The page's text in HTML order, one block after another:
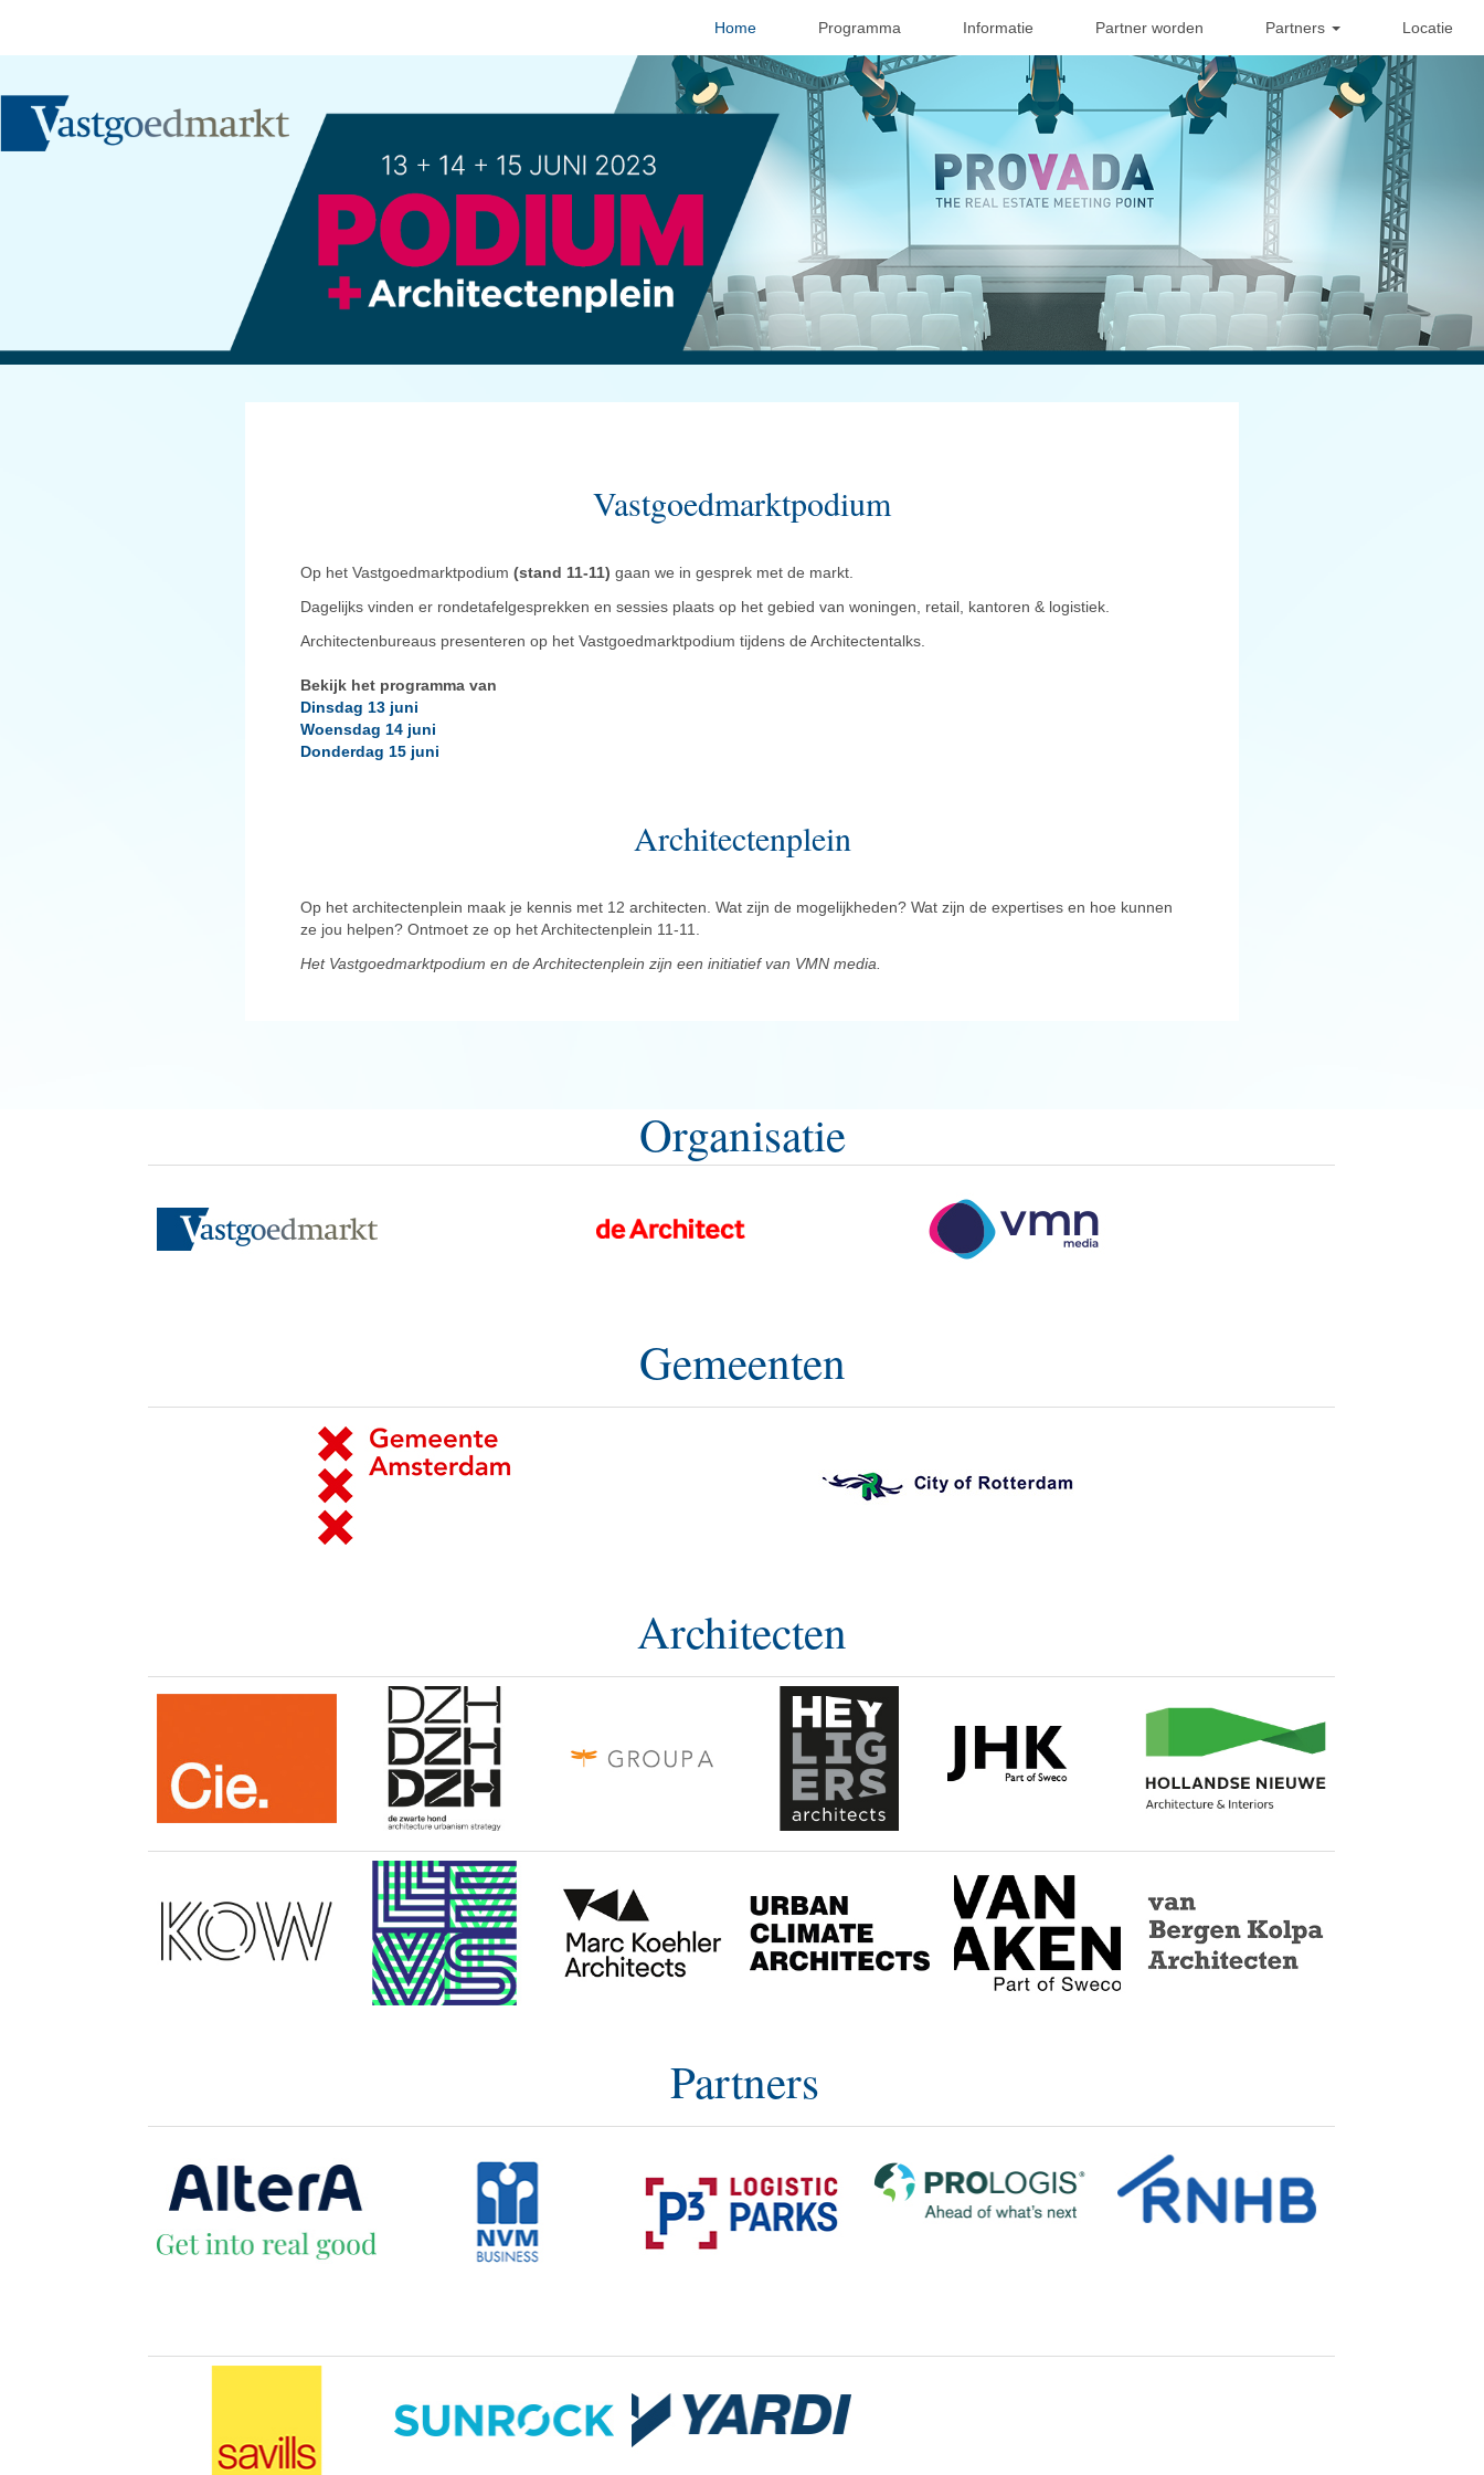
Home Programma Informatie Partner worden Partners Locatie
Vastgoedmarktpodium
Op het Vastgoedmarktpodium (stand 11-11) gaan we in gesprek met de markt.
Dagelijks vinden er rondetafelgesprekken en sessies plaats op het gebied van woningen, retail, kantoren & logistiek.
Architectenbureaus presenteren op het Vastgoedmarktpodium tijdens de Architectentalks.
Bekijk het programma van
Dinsdag 13 juni
Woensdag 14 juni
Donderdag 15 juni
Architectenplein
Op het architectenplein maak je kennis met 12 architecten. Wat zijn de mogelijkheden? Wat zijn de expertises en hoe kunnen
ze jou helpen? Ontmoet ze op het Architectenplein 11-11.
Het Vastgoedmarktpodium en de Architectenplein zijn een initiatief van VMN media.
Organisatie
Gemeenten
Architecten
Partners